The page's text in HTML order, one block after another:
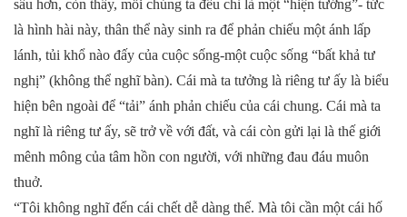
sâu hơn, còn thấy, mỗi chúng ta đều chỉ là một “hiện tướng”- tức
là hình hài này, thân thể này sinh ra để phản chiếu một ánh lấp
lánh, tủi khổ nào đấy của cuộc sống-một cuộc sống “bất khả tư
nghị” (không thể nghĩ bàn). Cái mà ta tưởng là riêng tư ấy là biểu
hiện bên ngoài để “tải” ánh phản chiếu của cái chung. Cái mà ta
nghĩ là riêng tư ấy, sẽ trở về với đất, và cái còn gửi lại là thế giới
mênh mông của tâm hồn con người, với những đau đáu muôn
thuở.
“Tôi không nghĩ đến cái chết dễ dàng thế. Mà tôi cần một cái hố